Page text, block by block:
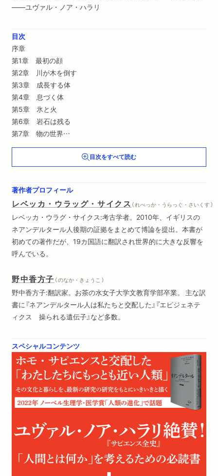
――ユヴァル・ノア・ハラリ
目次
序章
第1章 最初の顔
第2章 川が木を倒す
第3章 成長する体
第4章 息づく体
第5章 氷と火
第6章 岩石は残る
第7章 物の世界
第8章 食べて生きる
第9章 ネアンデルタール人の住居
第10章 あの土地へ
第12章 内なる心
第13章 さまざまな死に方
第14章 血の中のタイムトラベラー
第15章 結末
第16章 不滅の家族
エピローグ
訳者あとがき
解説
索引
目次をすべて読む
著作者プロフィール
レベッカ・ウラッグ・サイクス （ れべっか・うらっぐ・さいくす ）
レベッカ・ウラグ・サイクス:考古学者。2010年、イギリスの
ネアンデルタール人後期の証拠をまとめて博論を提出。本書が
初めての著作だが、19カ国語に翻訳され世界的に大きな反響を
呼んでいる。
野中香方子 （ のなか・きょうこ ）
野中香方子:翻訳家。お茶の水女子大学文教育学部卒業。 主な訳
書に『ネアンデルタール人は私たちと交配した』『エピジェネテ
ィクス 操られる遺伝子』など多数。
スペシャルコンテンツ